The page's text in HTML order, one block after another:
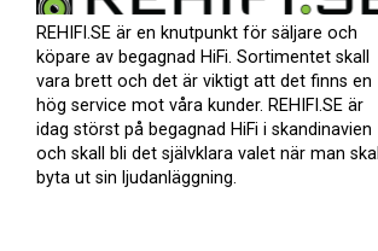
REHIFI.SE är en knutpunkt för säljare och
köpare av begagnad HiFi. Sortimentet skall
vara brett och det är viktigt att det finns en
hög service mot våra kunder. REHIFI.SE är
idag störst på begagnad HiFi i skandinavien
och skall bli det självklara valet när man skall
byta ut sin ljudanläggning.